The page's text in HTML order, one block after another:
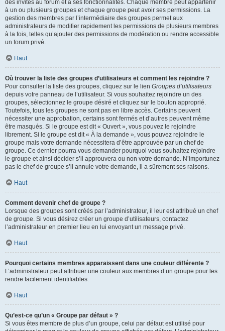
des invités au forum et à ses fonctionnalités. Chaque membre peut appartenir
à un ou plusieurs groupes et chaque groupe peut avoir ses permissions. La
gestion des membres par l’intermédiaire des groupes permet aux
administrateurs de modifier rapidement les permissions de plusieurs membres
à la fois, telles qu’ajouter des permissions de modération ou rendre accessible
un forum privé.
Haut
Où trouver la liste des groupes d’utilisateurs et comment les rejoindre ?
Pour consulter la liste des groupes, cliquez sur le lien Groupes d’utilisateurs
depuis votre panneau de l’utilisateur. Si vous souhaitez rejoindre un des
groupes, sélectionnez le groupe désiré et cliquez sur le bouton approprié.
Toutefois, tous les groupes ne sont pas en libre accès. Certains peuvent
nécessiter une approbation, certains sont fermés et d’autres peuvent même
être masqués. Si le groupe est dit « Ouvert », vous pouvez le rejoindre
librement. Si le groupe est dit « À la demande », vous pouvez rejoindre le
groupe mais votre demande nécessitera d’être approuvée par un chef de
groupe. Ce dernier pourra vous demander pourquoi vous souhaitez rejoindre
le groupe et ainsi décider s’il approuvera ou non votre demande. N’importunez
pas le chef de groupe s’il annule votre demande, il a sûrement ses raisons.
Haut
Comment devenir chef de groupe ?
Lorsque des groupes sont créés par l’administrateur, il leur est attribué un chef
de groupe. Si vous désirez créer un groupe d’utilisateurs, contactez
l’administrateur en premier lieu en lui envoyant un message privé.
Haut
Pourquoi certains membres apparaissent dans une couleur différente ?
L’administrateur peut attribuer une couleur aux membres d’un groupe pour les
rendre facilement identifiables.
Haut
Qu’est-ce qu’un « Groupe par défaut » ?
Si vous êtes membre de plus d’un groupe, celui par défaut est utilisé pour